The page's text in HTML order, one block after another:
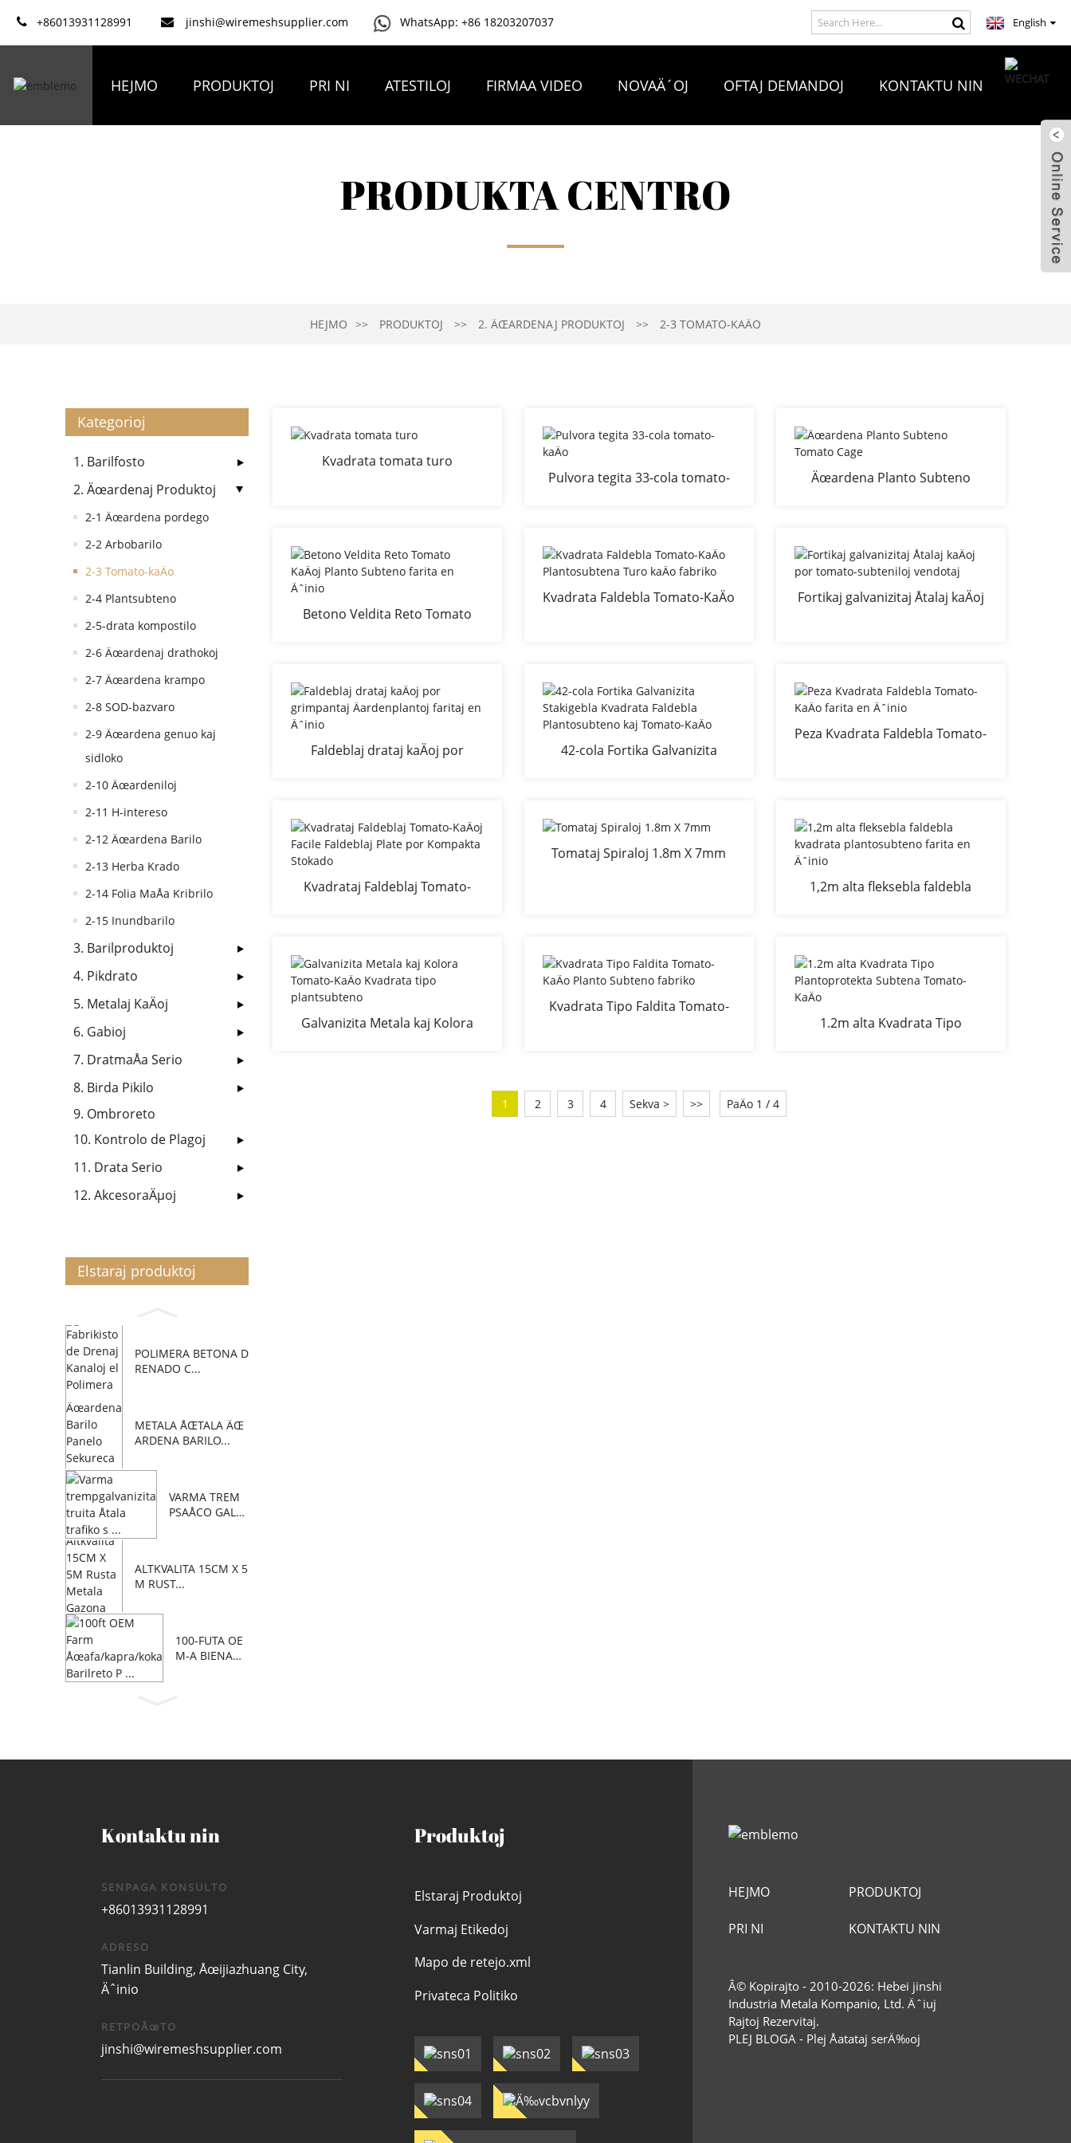
+86013931128991 jinshi@wiremeshsupplier.com WhatsApp: +86 18203207037 English
HEJMO PRODUKTOJ PRI NI ATESTILOJ FIRMAA VIDEO NOVAÄ´OJ OFTAJ DEMANDOJ KONTAKTU NIN
PRODUKTA CENTRO
HEJMO PRODUKTOJ 2. ÄŒARDENAJ PRODUKTOJ 2-3 TOMATO-KAÄO
Kategorioj
1. Barilfosto
2. Äœardenaj Produktoj
2-1 Äœardena pordego
2-2 Arbobarilo
2-3 Tomato-kaÄo
2-4 Plantsubteno
2-5-drata kompostilo
2-6 Äœardenaj drathokoj
2-7 Äœardena krampo
2-8 SOD-bazvaro
2-9 Äœardena genuo kaj
sidloko
2-10 Äœardeniloj
2-11 H-intereso
2-12 Äœardena Barilo
2-13 Herba Krado
2-14 Folia MaÅa Kribrilo
2-15 Inundbarilo
3. Barilproduktoj
4. Pikdrato
5. Metalaj KaÄoj
6. Gabioj
7. DratmaÅa Serio
8. Birda Pikilo
9. Ombroreto
10. Kontrolo de Plagoj
11. Drata Serio
12. AkcesoraÄµoj
Elstaraj produktoj
POLIMERA BETONA D
RENADO C...
METALA ÅŒTALA ÄŒ
ARDENA BARILO...
VARMA TREM
PSAÅ­CO GALVA
ALTKVALITA 15CM X 5
M RUST...
100-FUTA OE
M-A BIENA
Kvadrata tomata turo
Pulvora tegita 33-cola tomato-
Äœardena Planto Subteno
Betono Veldita Reto Tomato
Kvadrata Faldebla Tomato-KaÄo
Fortikaj galvanizitaj Åtalaj kaÄoj
Faldeblaj drataj kaÄoj por
42-cola Fortika Galvanizita
Peza Kvadrata Faldebla Tomato-
Kvadrataj Faldeblaj Tomato-
Tomataj Spiraloj 1.8m X 7mm
1,2m alta fleksebla faldebla
Galvanizita Metala kaj Kolora
Kvadrata Tipo Faldita Tomato-
1.2m alta Kvadrata Tipo
1 2 3 4 Sekva > >> PaÄo 1 / 4
Kontaktu nin
SENPAGA KONSULTO
+86013931128991
ADRESO
Tianlin Building, Åœijiazhuang City,
Äˆinio
RETPOÅœTO
jinshi@wiremeshsupplier.com
Produktoj
Elstaraj Produktoj
Varmaj Etikedoj
Mapo de retejo.xml
Privateca Politiko
HEJMO PRODUKTOJ
PRI NI KONTAKTU NIN
Â© Kopirajto - 2010-2026: Hebei jinshi
Industria Metala Kompanio, Ltd. Äˆiuj
Rajtoj Rezervitaj.
PLEJ BLOGA - Plej Åatataj serÄ‰oj